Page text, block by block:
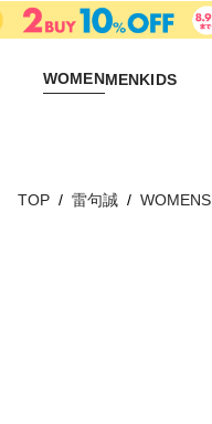
WOMENMENKIDS
TOP 雷句誠 WOMENS